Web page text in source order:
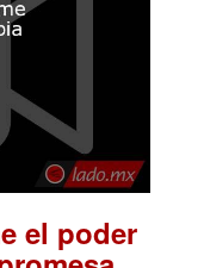
el poder